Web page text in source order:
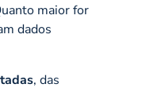
maior for
dados
, das